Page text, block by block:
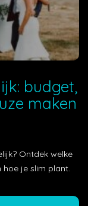
budget,
maken
Ontdek welke
hoe je slim plant.